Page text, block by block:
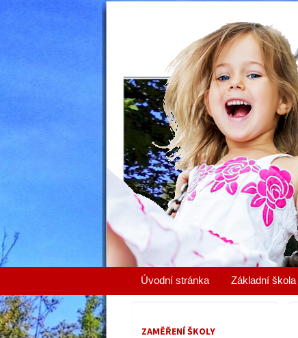
Úvodní stránka Základní škola
ZAMĚŘENÍ ŠKOLY